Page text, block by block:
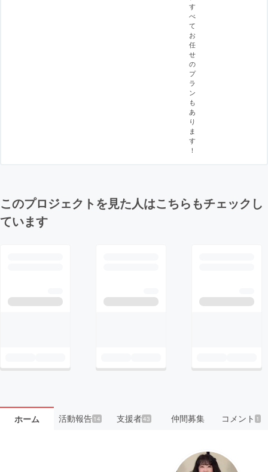
す
べ
て
お
任
せ
の
プ
ラ
ン
も
あ
り
ま
す
！
このプロジェクトを見た人はこちらもチェックし
ています
ホーム 活動報告14 支援者43 仲間募集 コメント 1